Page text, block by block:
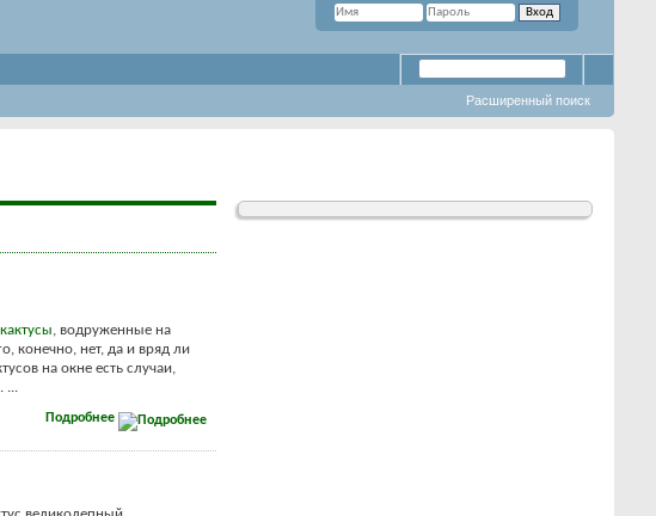
Расширенный поиск
кактусы , водруженные на
конечно, нет, да и вряд ли
на окне есть случаи,
Подробнее